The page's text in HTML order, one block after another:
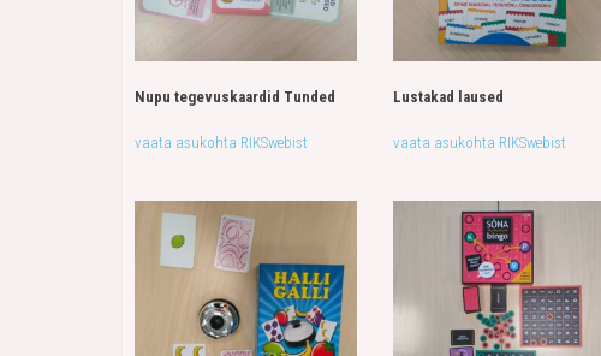
Nupu tegevuskaardid Tunded
vaata asukohta RIKSwebist
Lustakad laused
vaata asukohta RIKSwebist